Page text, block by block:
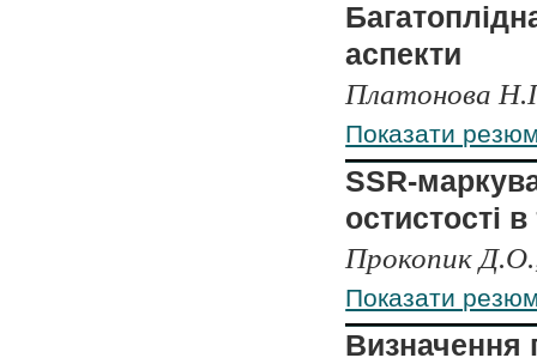
аспекти
Платонова
Показати
SSR-
остистості
Прокопик
Показати
Визначення